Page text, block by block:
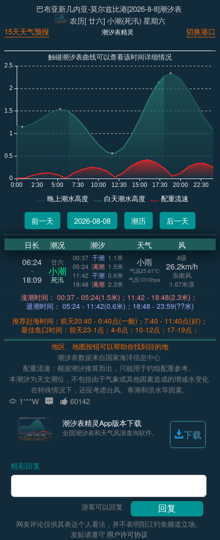
巴布亚新几内亚-莫尔兹比港[2026-8-8]潮汐表
农历[ 廿六] 小潮(死汛) 星期六
切换港口
潮汐表精灵
15天天气预报
触碰潮汐表曲线可以查看该时间详细情况
晚上潮水高度 白天潮水高度 配重流速
前一天 2026-08-08 潮历 后一天
日长 潮况 潮汐 天气 风
06:24
~
18:09
廿六
小潮
死汛
00:37 干潮 1.1米
05:24 满潮 1.5米
11:42 干潮 0.6米
18:48 满潮 2.3米
小雨
气温25.61°C
气压1010hpa
4级
26.2km/h
东南风
1.67米浪
涨潮时间： 00:37 - 05:24(1.5米)；11:42 - 18:48(2.3米)；
退潮时间： 05:24 - 11:42(0.6米)；18:48 - 23:59(??米)
推荐赶海时间：前天20:40 - 0:40点(一般)；7:40 - 11:40点(好)；
最佳鱼口时间：前天23-1点；4-6点；10-12点；17-19点；
地区、地图按钮可以帮助你找到目的地
潮汐表数据来自国家海洋信息中心
配重流速：根据潮汐推算而出，只能用于钓组配重参考。
本潮汐为天文潮位，不包括由于气象或其他因素造成的增减水变化
在特殊情况下，还应考虑台风、寒潮和洪水等因素。
1***W 60142
潮汐表精灵App版本下载
全国潮汐表和天气风浪查询软件。 下载
精彩回复
游客可以回复
网友评论仅供其表达个人看法，并不表明阳江钓鱼频道立场。
发贴请遵守 用户许可协议